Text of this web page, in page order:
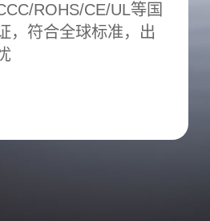
ROHS/CE/UL等国
，符合全球标准，出